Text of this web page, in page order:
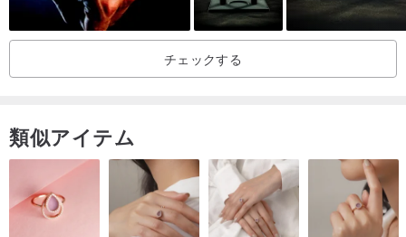
クイーンコンクシェル（女王貝、インディアンコンク）
巻き貝の一種で、外側は白やゴールデンオレンジ、内側はピンク色
をしています。真珠の母貝のように、女性の内側に秘められた魅力
上げ、魅力的な人へと導く完璧なパワーストーンです。また、妊娠
中の母親や子育て中の母親が心身をリラックスさせ、フラストレー
ションを和らげ、優しい気持ちをもたらす手助けをするとも言われ
ています。
チェックする
類似アイテム